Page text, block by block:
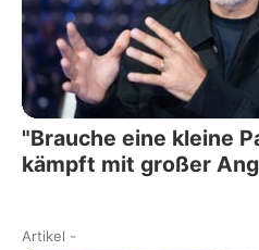
"Brauche eine kleine
kämpft mit großer
Artikel -